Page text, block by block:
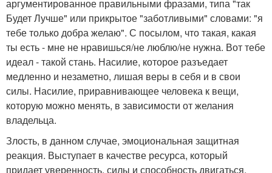
аргументированное правильными фразами, типа "так
Будет Лучше" или прикрытое "заботливыми" словами: "я
тебе только добра желаю". С посылом, что такая, какая
ты есть - мне не нравишься/не люблю/не нужна. Вот тебе
идеал - такой стань. Насилие, которое разъедает
медленно и незаметно, лишая веры в себя и в свои
силы. Насилие, приравнивающее человека к вещи,
которую можно менять, в зависимости от желания
владельца.
Злость, в данном случае, эмоциональная защитная
реакция. Выступает в качестве ресурса, который
придает уверенность, силы и способность двигаться,